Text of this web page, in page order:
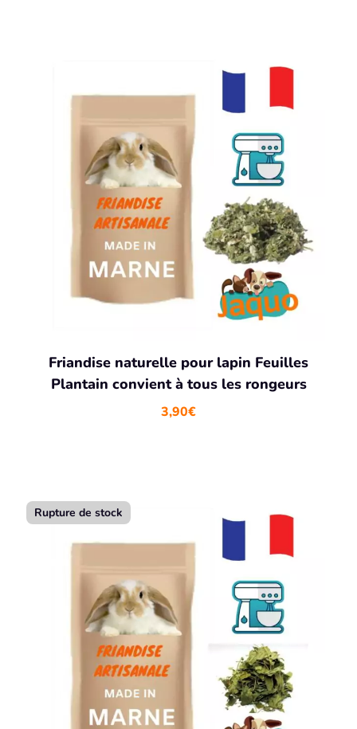
Friandise naturelle pour lapin Feuilles
Plantain convient à tous les rongeurs
3,90€
Rupture de stock